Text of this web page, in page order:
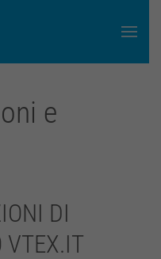
e
DI
VTEX.IT